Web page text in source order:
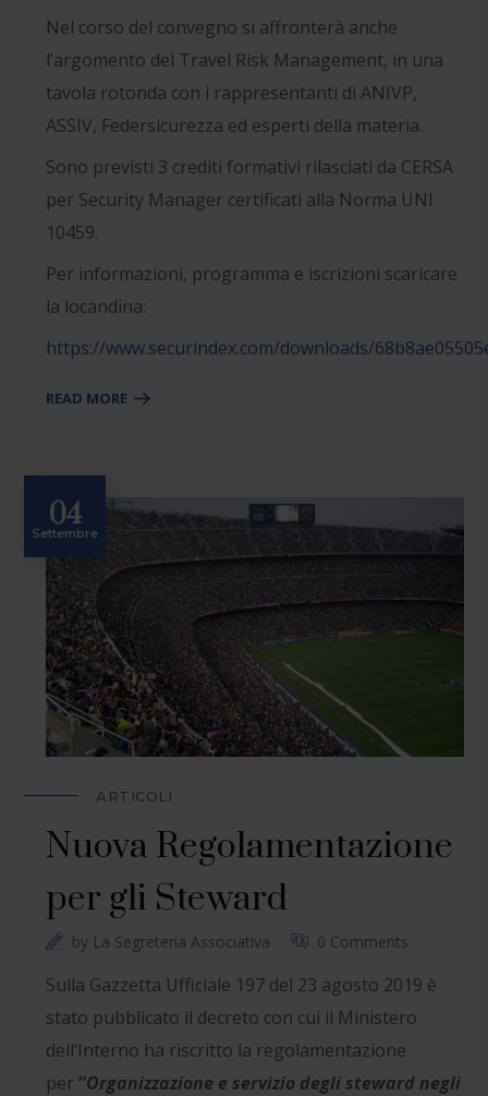
Nel corso del convegno si affronterà anche
l’argomento del Travel Risk Management, in una
tavola rotonda con i rappresentanti di ANIVP,
ASSIV, Federsicurezza ed esperti della materia.
Sono previsti 3 crediti formativi rilasciati da CERSA
per Security Manager certificati alla Norma UNI
10459.
Per informazioni, programma e iscrizioni scaricare
la locandina:
https://www.securindex.com/downloads/
READ MORE
04
Settembre
ARTICOLI
Nuova Regolamentazione
per gli Steward
by La Segreteria Associativa 0 Comments
Sulla Gazzetta Ufficiale 197 del 23 agosto 2019 è
stato pubblicato il decreto con cui il Ministero
dell’Interno ha riscritto la regolamentazione
per“Organizzazione e servizio degli steward negli